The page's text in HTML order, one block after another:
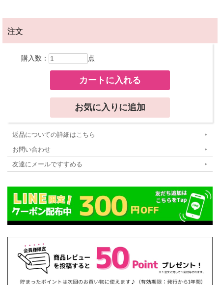
注文
購入数： 点
返品についての詳細はこちら
お問い合わせ
友達にメールですすめる